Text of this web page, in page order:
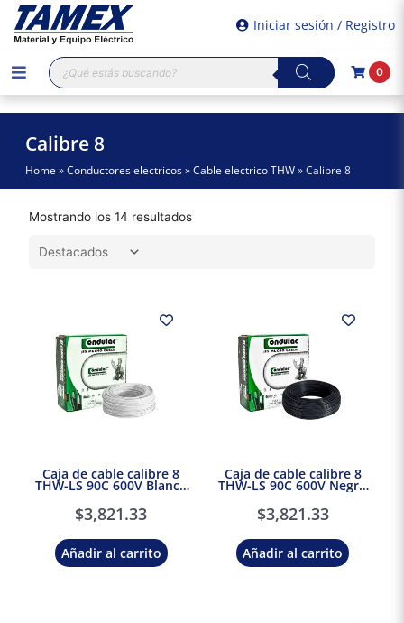
Iniciar sesión / Registro
Búsqueda
de
productos
0
Calibre 8
Home »Conductores electricos »Cable electrico THW »Calibre 8
Mostrando los 14 resultados
Caja de cable calibre 8
THW-LS 90C 600V Blanco
$3,821.33
Añadir al carrito
Caja de cable calibre 8
THW-LS 90C 600V Negro
$3,821.33
Añadir al carrito